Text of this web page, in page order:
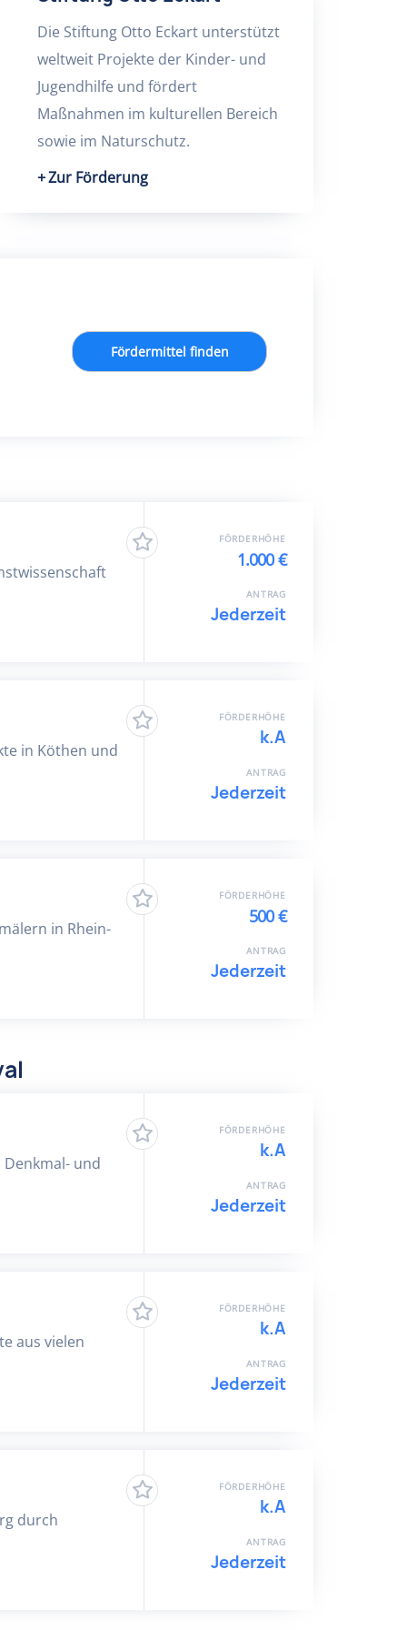
Die Stiftung Otto Eckart unterstützt
weltweit Projekte der Kinder- und
Jugendhilfe und fördert
Maßnahmen im kulturellen Bereich
sowie im Naturschutz.
Zur Förderung
Fördermittel finden
FÖRDERHÖHE
1.000 €
ANTRAG
Jederzeit
in Köthen und
FÖRDERHÖHE
k.A
ANTRAG
Jederzeit
in Rhein-
FÖRDERHÖHE
500 €
ANTRAG
Jederzeit
und
FÖRDERHÖHE
k.A
ANTRAG
Jederzeit
aus vielen
FÖRDERHÖHE
k.A
ANTRAG
Jederzeit
durch
FÖRDERHÖHE
k.A
ANTRAG
Jederzeit